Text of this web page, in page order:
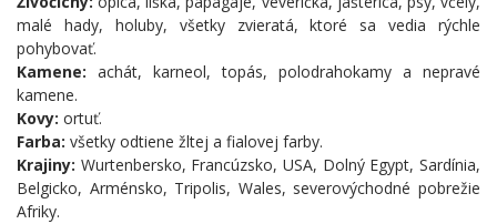
malé hady, holuby, všetky zvieratá, ktoré sa vedia rýchle
pohybovať.
Kamene: achát, karneol, topás, polodrahokamy a nepravé
kamene.
Kovy: ortuť.
Farba: všetky odtiene žltej a fialovej farby.
Krajiny: Wurtenbersko, Francúzsko, USA, Dolný Egypt, Sardínia,
Belgicko, Arménsko, Tripolis, Wales, severovýchodné pobrežie
Afriky.